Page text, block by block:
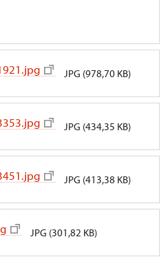
JPG (978,70 KB)
JPG (434,35 KB)
JPG (413,38 KB)
JPG (301,82 KB)